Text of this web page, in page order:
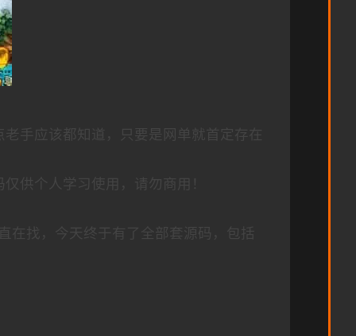
手应该都知道，只要是网单就首定存在
供个人学习使用，请勿商用！
找，今天终于有了全部套源码，包括